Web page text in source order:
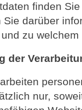
finden
Sie darüber
zu
der
nur,